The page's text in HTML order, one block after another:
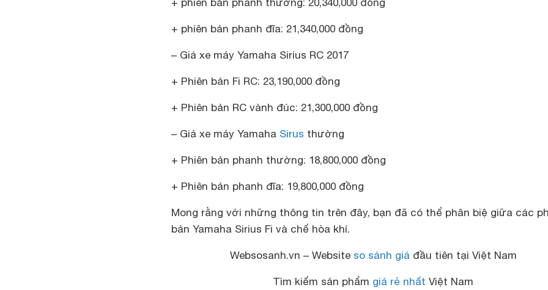
+ phiên bản phanh thường: 20,340,000 đồng
+ phiên bản phanh đĩa: 21,340,000 đồng
– Giá xe máy Yamaha Sirius RC 2017
+ Phiên bản Fi RC: 23,190,000 đồng
+ Phiên bản RC vành đúc: 21,300,000 đồng
– Giá xe máy Yamaha Sirus thường
+ Phiên bản phanh thường: 18,800,000 đồng
+ Phiên bản phanh đĩa: 19,800,000 đồng
Mong rằng với những thông tin trên đây, bạn đã có thể phân biệ giữa các
bản Yamaha Sirius Fi và chế hòa khí.
Websosanh.vn – Website so sánh giáđầu tiên tại Việt Nam
Tìm kiếm sản phẩm giá rẻ nhất Việt Nam